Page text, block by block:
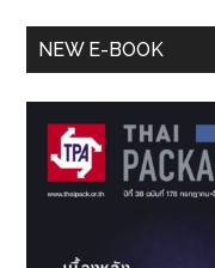
Primary
NEW E-BOOK